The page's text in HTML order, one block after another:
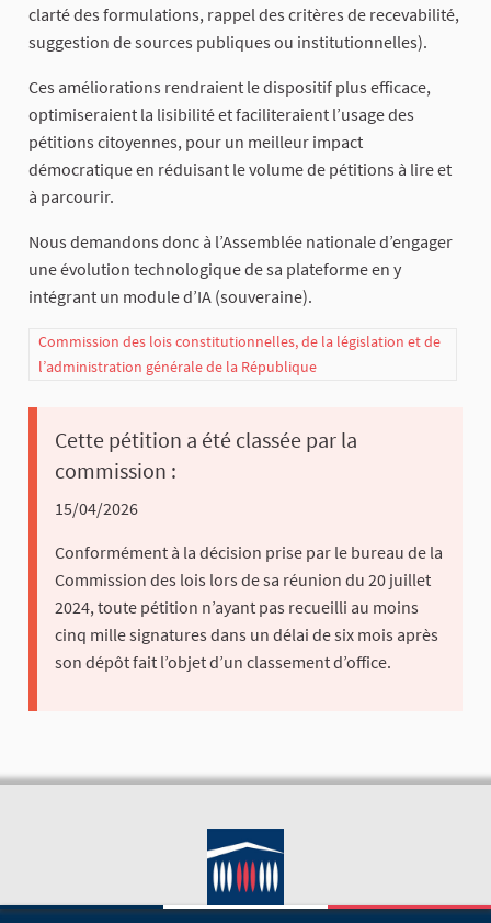
clarté des formulations, rappel des critères de recevabilité,
suggestion de sources publiques ou institutionnelles).
Ces améliorations rendraient le dispositif plus efficace,
optimiseraient la lisibilité et faciliteraient l’usage des
pétitions citoyennes, pour un meilleur impact
démocratique en réduisant le volume de pétitions à lire et
à parcourir.
Nous demandons donc à l’Assemblée nationale d’engager
une évolution technologique de sa plateforme en y
intégrant un module d’IA (souveraine).
Commission des lois constitutionnelles, de la législation et de
l’administration générale de la République
Cette pétition a été classée par la
commission :
15/04/2026
Conformément à la décision prise par le bureau de la
Commission des lois lors de sa réunion du 20 juillet
2024, toute pétition n’ayant pas recueilli au moins
cinq mille signatures dans un délai de six mois après
son dépôt fait l’objet d’un classement d’office.